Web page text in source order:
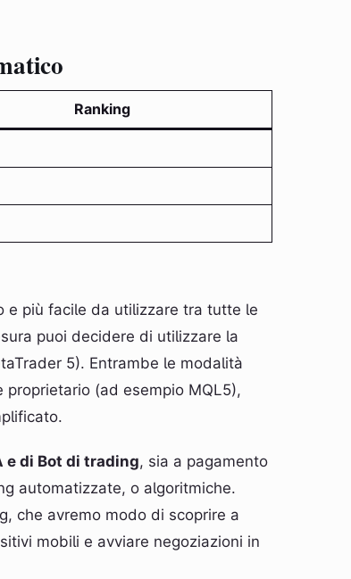
Ranking
e più facile da utilizzare tra tutte le
puoi decidere di utilizzare la
5). Entrambe le modalità
(ad esempio MQL5),
e di Bot di trading, sia a pagamento
automatizzate, o algoritmiche.
che avremo modo di scoprire a
mobili e avviare negoziazioni in